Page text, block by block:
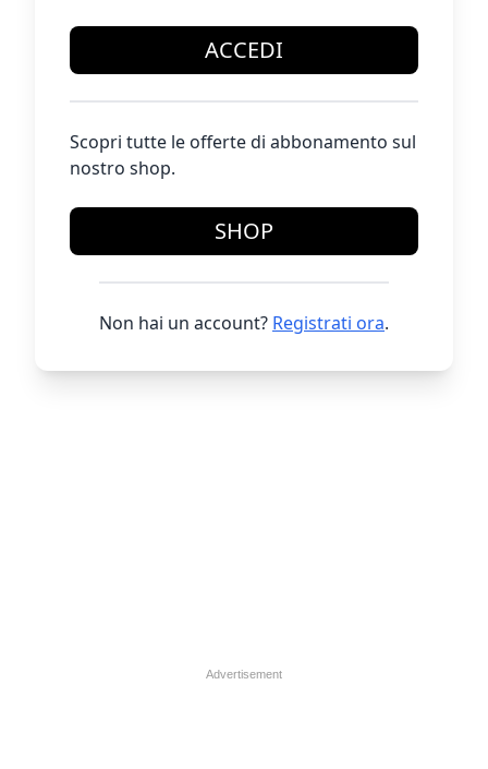
ACCEDI
Scopri tutte le offerte di abbonamento sul
nostro shop.
SHOP
Non hai un account? Registrati ora.